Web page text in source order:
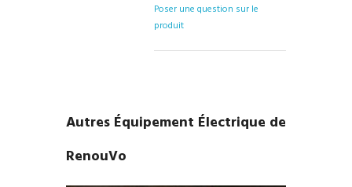
Poser une question sur le
produit
Autres Équipement Électrique de
RenouVo